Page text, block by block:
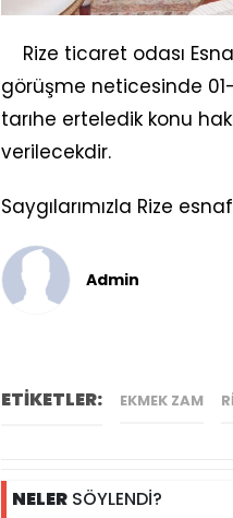
Rize ticaret odası
görüşme neticesinde
tarıhe erteledik konu
verilecekdir.
Saygılarımızla Rize
Admin
ETİKETLER: EKMEK ZAM
NELER SÖYLENDİ?